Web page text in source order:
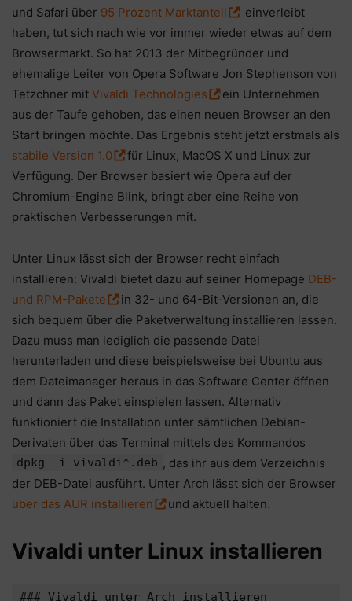
und Safari über 95 Prozent Marktanteil
einverleibt
haben, tut sich nach wie vor immer wieder etwas auf dem
Browsermarkt. So hat 2013 der Mitbegründer und
ehemalige Leiter von Opera Software Jon Stephenson von
Tetzchner mit Vivaldi Technologies
ein Unternehmen
aus der Taufe gehoben, das einen neuen Browser an den
Start bringen möchte. Das Ergebnis steht jetzt erstmals als
stabile Version 1.0
für Linux, MacOS X und Linux zur
Verfügung. Der Browser basiert wie Opera auf der
Chromium-Engine Blink, bringt aber eine Reihe von
praktischen Verbesserungen mit.
Unter Linux lässt sich der Browser recht einfach
installieren: Vivaldi bietet dazu auf seiner Homepage DEB-
und RPM-Pakete
in 32- und 64-Bit-Versionen an, die
sich bequem über die Paketverwaltung installieren lassen.
Dazu muss man lediglich die passende Datei
herunterladen und diese beispielsweise bei Ubuntu aus
dem Dateimanager heraus in das Software Center öffnen
und dann das Paket einspielen lassen. Alternativ
funktioniert die Installation unter sämtlichen Debian-
Derivaten über das Terminal mittels des Kommandos
dpkg -i vivaldi*.deb , das ihr aus dem Verzeichnis
der DEB-Datei ausführt. Unter Arch lässt sich der Browser
über das AUR installieren
und aktuell halten.
Vivaldi unter Linux installieren
### Vivaldi unter Arch installieren